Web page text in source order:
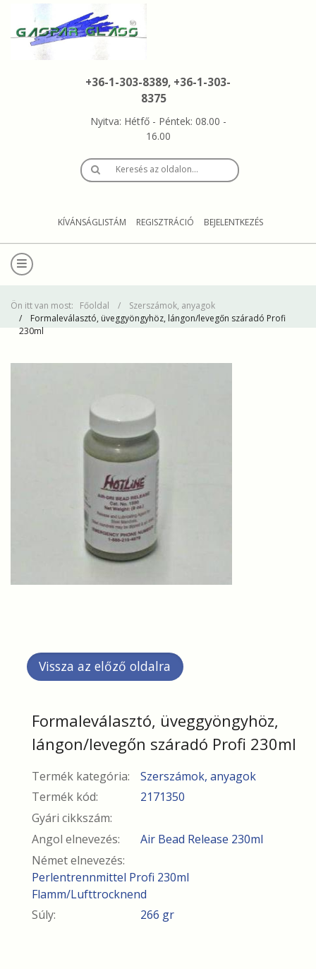
+36-1-303-8389, +36-1-303-
8375
Nyitva: Hétfő - Péntek: 08.00 -
16.00
Keresés az oldalon…
KÍVÁNSÁGLISTÁM REGISZTRÁCIÓ BEJELENTKEZÉS
Ön itt van most: Főoldal
Szerszámok, anyagok
Formaleválasztó, üveggyöngyhöz, lángon/levegőn száradó Profi
230ml
Formaleválasztó, üveggyöngyhöz,
lángon/levegőn száradó Profi 230ml
Termék kategória:
Szerszámok, anyagok
Termék kód:
2171350
Gyári cikkszám:
Angol elnevezés:
Air Bead Release 230ml
Német elnevezés:
Perlentrennmittel Profi 230ml
Flamm/Lufttrocknend
Súly:
266 gr